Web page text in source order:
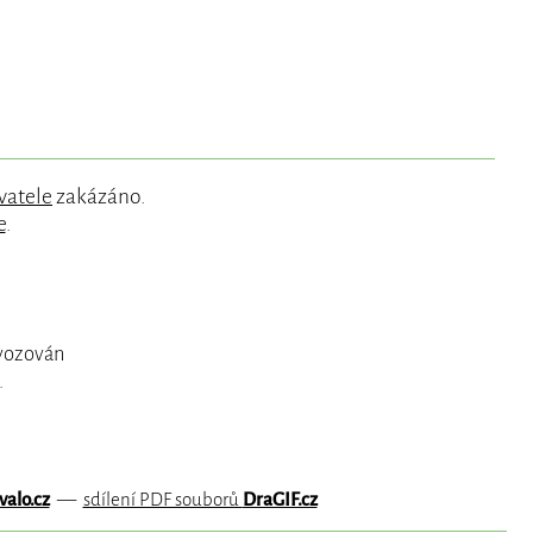
zakázáno.
.
.
— sdílení PDF souborů DraGIF.cz